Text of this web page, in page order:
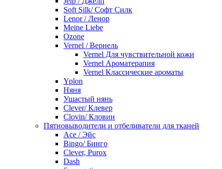
Soft Silk/ Софт Силк
Lenor / Ленор
Meine Liebe
Ozone
Vernel / Вернель
Vernel Для чувствительной кожи
Vernel Ароматерапия
Vernel Классические ароматы
Yplon
Няня
Ушастый нянь
Clever/ Клевер
Clovin/ Кловин
Пятновыводители и отбеливатели для тканей
Ace / Эйс
Bingo/ Бинго
Clever, Purox
Dash